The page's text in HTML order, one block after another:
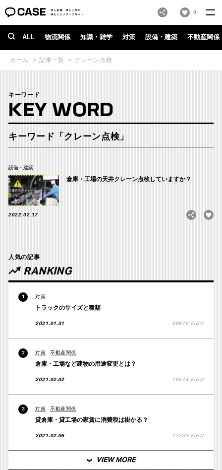
0
ALL 物流関係 知識・雑学 対策 設備・建築 不動産関係
ホーム 記事一覧 クレーン点検
キーワード
KEY WORD
キーワード「クレーン点検」
設備・建築
倉庫・工場の天井クレーン点検していますか？
2022.02.17
人気の記事
RANKING
1 対策
トラックのサイズと種類
2021.01.31 98876 VIEW
2 対策 不動産関係
倉庫・工場など建物の用途変更とは？
2021.02.02 15624 VIEW
3 対策 不動産関係
貸倉庫・貸工場の家賃に消費税は掛かる？
2021.02.06 12233 VIEW
VIEW MORE